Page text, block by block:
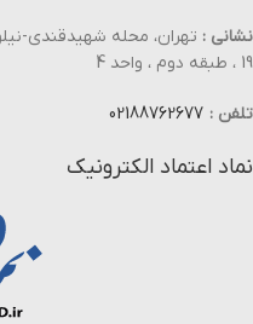
نشانی : تهران، محله شهیدقندی-
19 ، طبقه دوم ، واحد 4
تلفن : 02188762677
نماد اعتماد الکترونیک